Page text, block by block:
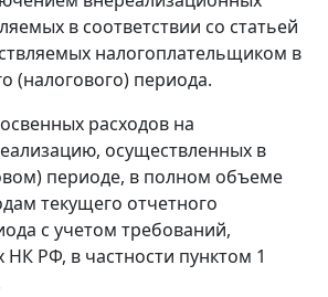
в соответствии со статьей
налогоплательщиком в
(налогового) периода.
расходов на
осуществленных в
периоде, в полном объеме
текущего отчетного
с учетом требований,
РФ, в частности пунктом 1